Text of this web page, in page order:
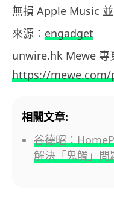
無損 Apple Music
來源： engadget
unwire.hk Mewe 專
https://
相關文章:
谷德昭：
解決「鬼觸」問